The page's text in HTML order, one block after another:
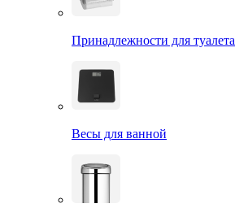
Принадлежности для туалета
Весы для ванной